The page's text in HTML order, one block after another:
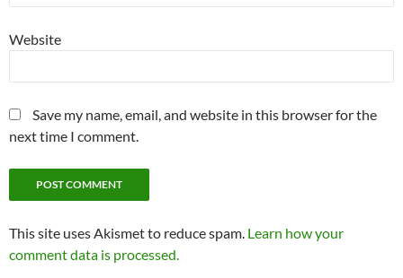
Website
Save my name, email, and website in this browser for the
next time I comment.
This site uses Akismet to reduce spam. Learn how your
comment data is processed.